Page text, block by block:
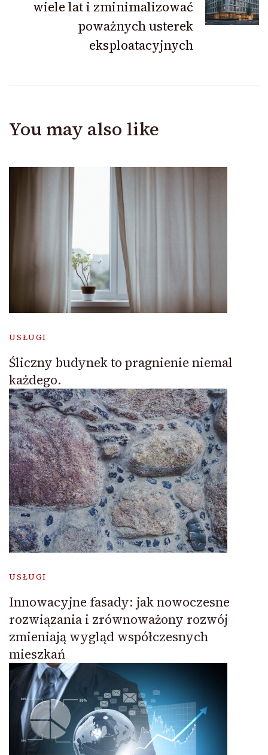
wiele lat i zminimalizować
poważnych usterek
eksploatacyjnych
You may also like
USŁUGI
Śliczny budynek to pragnienie niemal
każdego.
USŁUGI
Innowacyjne fasady: jak nowoczesne
rozwiązania i zrównoważony rozwój
zmieniają wygląd współczesnych
mieszkań